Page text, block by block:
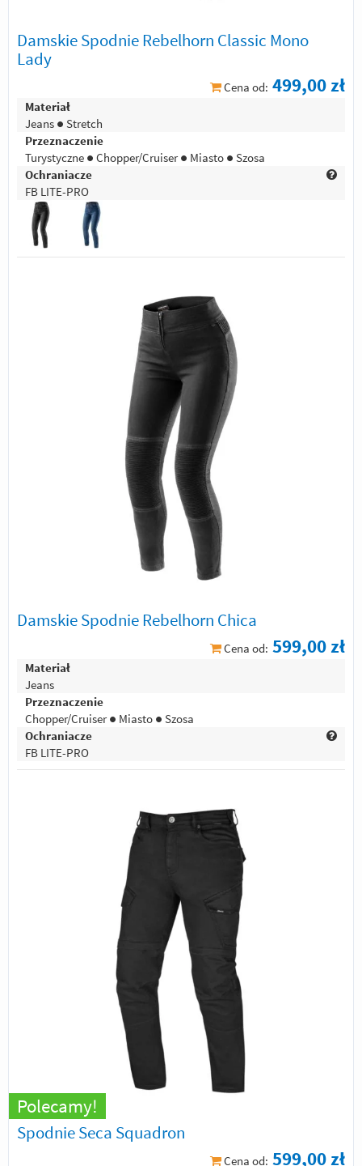
Damskie Spodnie Rebelhorn Classic Mono
Lady
Cena od: 499,00 zł
Materiał
Jeans ● Stretch
Przeznaczenie
Turystyczne ● Chopper/Cruiser ● Miasto ● Szosa
Ochraniacze
FB LITE-PRO
Damskie Spodnie Rebelhorn Chica
Cena od: 599,00 zł
Materiał
Jeans
Przeznaczenie
Chopper/Cruiser ● Miasto ● Szosa
Ochraniacze
FB LITE-PRO
Polecamy!
Spodnie Seca Squadron
Cena od: 599,00 zł